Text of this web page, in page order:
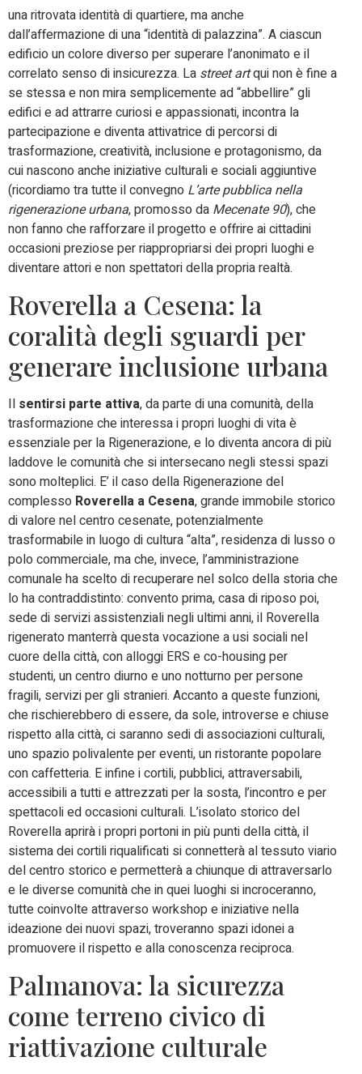
una ritrovata identità di quartiere, ma anche
dall’affermazione di una “identità di palazzina”. A ciascun
edificio un colore diverso per superare l’anonimato e il
correlato senso di insicurezza. La street artqui non è fine a
se stessa e non mira semplicemente ad “abbellire” gli
edifici e ad attrarre curiosi e appassionati, incontra la
partecipazione e diventa attivatrice di percorsi di
trasformazione, creatività, inclusione e protagonismo, da
cui nascono anche iniziative culturali e sociali aggiuntive
(ricordiamo tra tutte il convegno L’arte pubblica nella
rigenerazione urbana, promosso da Mecenate 90), che
non fanno che rafforzare il progetto e offrire ai cittadini
occasioni preziose per riappropriarsi dei propri luoghi e
diventare attori e non spettatori della propria realtà.
Roverella a Cesena: la
coralità degli sguardi per
generare inclusione urbana
Il sentirsi parte attiva, da parte di una comunità, della
trasformazione che interessa i propri luoghi di vita è
essenziale per la Rigenerazione, e lo diventa ancora di più
laddove le comunità che si intersecano negli stessi spazi
sono molteplici. E’ il caso della Rigenerazione del
complesso Roverella a Cesena, grande immobile storico
di valore nel centro cesenate, potenzialmente
trasformabile in luogo di cultura “alta”, residenza di lusso o
polo commerciale, ma che, invece, l’amministrazione
comunale ha scelto di recuperare nel solco della storia che
lo ha contraddistinto: convento prima, casa di riposo poi,
sede di servizi assistenziali negli ultimi anni, il Roverella
rigenerato manterrà questa vocazione a usi sociali nel
cuore della città, con alloggi ERS e co-housing per
studenti, un centro diurno e uno notturno per persone
fragili, servizi per gli stranieri. Accanto a queste funzioni,
che rischierebbero di essere, da sole, introverse e chiuse
rispetto alla città, ci saranno sedi di associazioni culturali,
uno spazio polivalente per eventi, un ristorante popolare
con caffetteria. E infine i cortili, pubblici, attraversabili,
accessibili a tutti e attrezzati per la sosta, l’incontro e per
spettacoli ed occasioni culturali. L’isolato storico del
Roverella aprirà i propri portoni in più punti della città, il
sistema dei cortili riqualificati si connetterà al tessuto viario
del centro storico e permetterà a chiunque di attraversarlo
e le diverse comunità che in quei luoghi si incroceranno,
tutte coinvolte attraverso workshop e iniziative nella
ideazione dei nuovi spazi, troveranno spazi idonei a
promuovere il rispetto e alla conoscenza reciproca.
Palmanova: la sicurezza
come terreno civico di
riattivazione culturale